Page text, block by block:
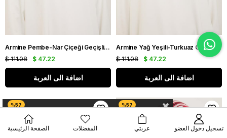
Armine Pembe-Nar Çiçeği Geçişli Çiçek Desen Sura İpek Eşarp IST9124-54
$ 47.22
$ 111.08
اضافة الى العربة
Armine Yağ Yeşili-Turkuaz Geçişli Çiçek Desen Tivil İpek Eşarp IST9124-80
$ 47.22
$ 111.08
اضافة الى العربة
الصفحة الرئيسية المفضلات عربتي تسجيل دخول العضو